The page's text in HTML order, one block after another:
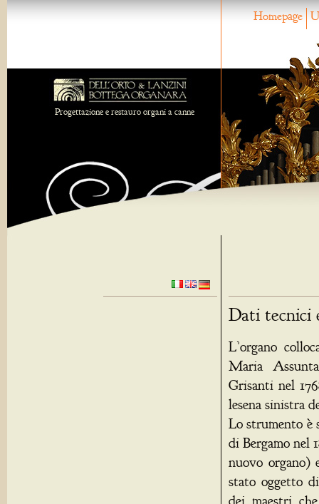
Homepage
Progettazione e restauro organi a canne
Dati tecnici
L’organo
Maria
Grisanti nel
lesena sinistra
Lo strumento è
di Bergamo nel
nuovo organo)
stato oggetto
dei maestri